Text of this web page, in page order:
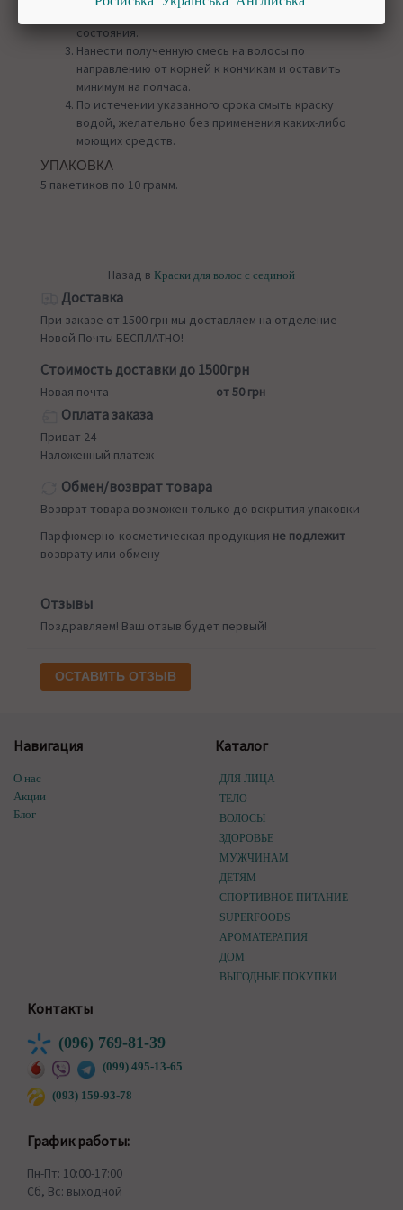
состояния.
Нанести полученную смесь на волосы по
направлению от корней к кончикам и оставить
минимум на полчаса.
По истечении указанного срока смыть краску
водой, желательно без применения каких-либо
моющих средств.
УПАКОВКА
5 пакетиков по 10 грамм.
Назад в Краски для волос с сединой
Доставка
При заказе от 1500 грн мы доставляем на отделение
Новой Почты БЕСПЛАТНО!
Стоимость доставки до 1500грн
Новая почта от 50 грн
Оплата заказа
Приват 24
Наложенный платеж
Обмен/возврат товара
Возврат товара возможен только до вскрытия упаковки
Парфюмерно-косметическая продукция не подлежит
возврату или обмену
Отзывы
Поздравляем! Ваш отзыв будет первый!
ОСТАВИТЬ ОТЗЫВ
Навигация
О нас
Акции
Блог
Каталог
ДЛЯ ЛИЦА
ТЕЛО
ВОЛОСЫ
ЗДОРОВЬЕ
МУЖЧИНАМ
ДЕТЯМ
СПОРТИВНОЕ ПИТАНИЕ
SUPERFOODS
АРОМАТЕРАПИЯ
ДОМ
ВЫГОДНЫЕ ПОКУПКИ
Контакты
(096) 769-81-39
(099) 495-13-65
(093) 159-93-78
График работы:
Пн-Пт: 10:00-17:00
Сб, Вс: выходной